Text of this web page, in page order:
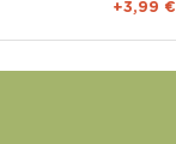
+3,99 €